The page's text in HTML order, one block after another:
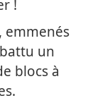
!
emmenés
un
blocs à